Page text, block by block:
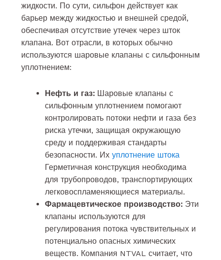
жидкости. По сути, сильфон действует как
барьер между жидкостью и внешней средой,
обеспечивая отсутствие утечек через шток
клапана. Вот отрасли, в которых обычно
используются шаровые клапаны с сильфонным
уплотнением:
Нефть и газ:Шаровые клапаны с
сильфонным уплотнением помогают
контролировать потоки нефти и газа без
риска утечки, защищая окружающую
среду и поддерживая стандарты
безопасности. Их уплотнение штока
Герметичная конструкция необходима
для трубопроводов, транспортирующих
легковоспламеняющиеся материалы.
Фармацевтическое производство:Эти
клапаны используются для
регулирования потока чувствительных и
потенциально опасных химических
веществ. Компания NTVAL считает, что